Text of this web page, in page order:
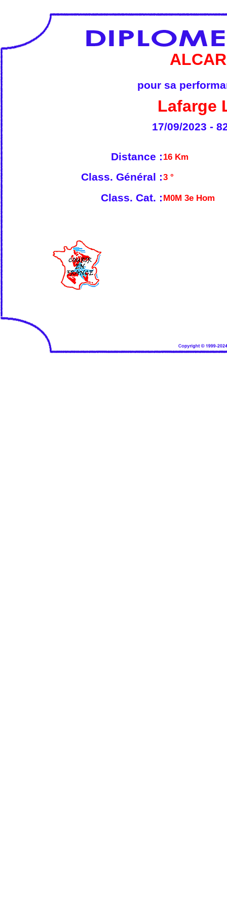
pour sa
Lafarge
17/09/2023 -
Distance : 16 Km
Class. Général :3 °
Class. Cat. : M0M 3e Hom